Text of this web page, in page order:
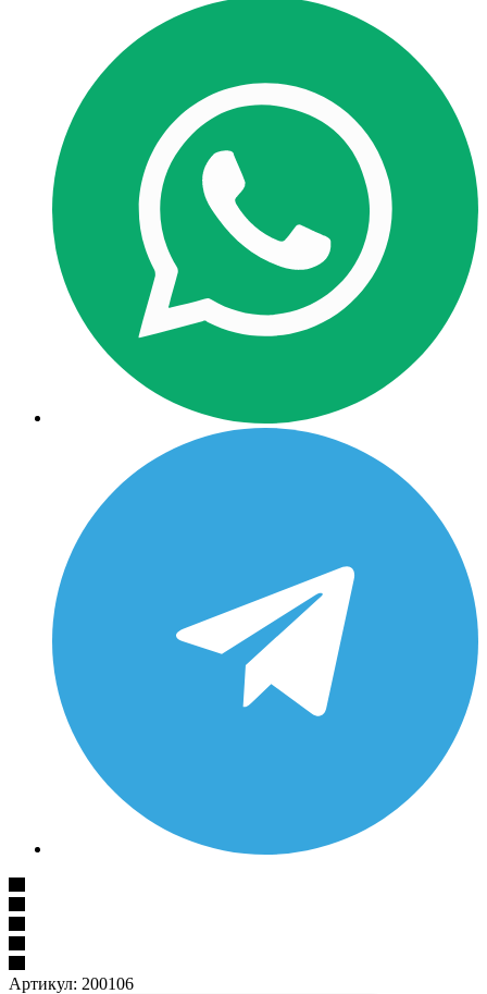
Артикул: 200106